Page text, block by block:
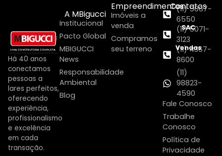
Há 40 anos
conectamos
pessoas a
lares perfeitos,
oferecendo
experiência,
profissionalismo
e excelência
em cada
transação.
A MBigucci
Institucional
Pacto Global
MBIGUCCI
News
Responsabilidade
Ambiental
Blog
Empreendimentos
Imóveis a
venda
Compramos
seu terreno
Contatos
(11) 5067-
6550
SAC
(11) 5071-
3123
Vendas
(11) 4367-
8600
(11)
98823-
4590
Fale Conosco
Trabalhe
Conosco
Política de
Privacidade